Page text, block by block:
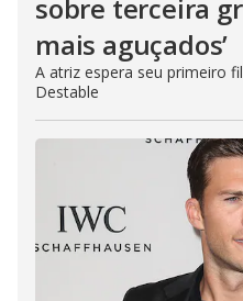
sobre terceira
mais aguçados’
A atriz espera seu primeiro
Destable